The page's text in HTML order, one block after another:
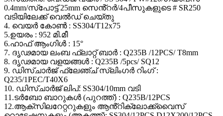
0.4mm/സ്‌പോട്ട് 25mm സെൻ്റർ/4പീസുകളുടെ # SR250
വടിയിലേക്ക് വെൽഡ് ചെയ്തു
4. വെയർ കോൺ : SS304/T12x75
5.ഉയരം : 952 മി.മീ
6.ഹാഫ് ആംഗിൾ : 15°
7. ദൃഢമായ ലംബ ഫ്ലാറ്റ് ബാർ : Q235B /12PCS/ T8mm
8. ദൃഢമായ വളയങ്ങൾ : Q235B /5pcs/ SQ12
9. ഡിസ്ചാർജ് ഫ്ലേഞ്ച് സ്ലിംഗർ റിംഗ് :
Q235/1PEC/T40X6
10. ഡിസ്ചാർജ് ലിപ്: SS304/10mm വടി
11.ടർബോ ബാറുകൾ (പുറത്ത്) : Q235B/12PCS
12.ആക്സിലറേറ്ററുകളും ആൻ്റിക്ലോക്ക്വൈസ്